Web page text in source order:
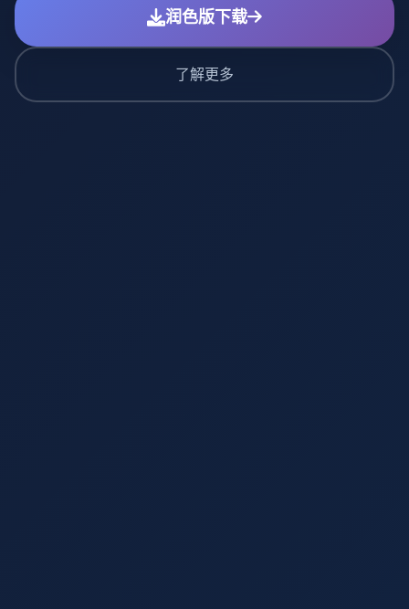
润色版下载
了解更多